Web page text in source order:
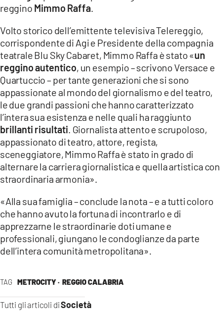
LACTV.IT
LACITYMAG.IT
ILREGGINO.IT
COSENZACHANNEL.IT
ILVIBONESE.IT
CATANZAROCHANNEL.IT
LACAPITALENEWS.IT
App
ANDROID
APPLE
TAG METROCITY · REGGIO CALABRIA
Tutti gli articoli diSocietà
reggino Mimmo Raffa.
Volto storico dell’emittente televisiva Telereggio,
corrispondente di Agi e Presidente della compagnia
teatrale Blu Sky Cabaret, Mimmo Raffa è stato «un
reggino autentico, un esempio – scrivono Versace e
Quartuccio – per tante generazioni che si sono
appassionate al mondo del giornalismo e del teatro,
le due grandi passioni che hanno caratterizzato
l’intera sua esistenza e nelle quali ha raggiunto
brillanti risultati . Giornalista attento e scrupoloso,
appassionato di teatro, attore, regista,
sceneggiatore, Mimmo Raffa è stato in grado di
alternare la carriera giornalistica e quella artistica con
straordinaria armonia».
«Alla sua famiglia – conclude la nota – e a tutti coloro
che hanno avuto la fortuna di incontrarlo e di
apprezzarne le straordinarie doti umane e
professionali, giungano le condoglianze da parte
dell’intera comunità metropolitana».